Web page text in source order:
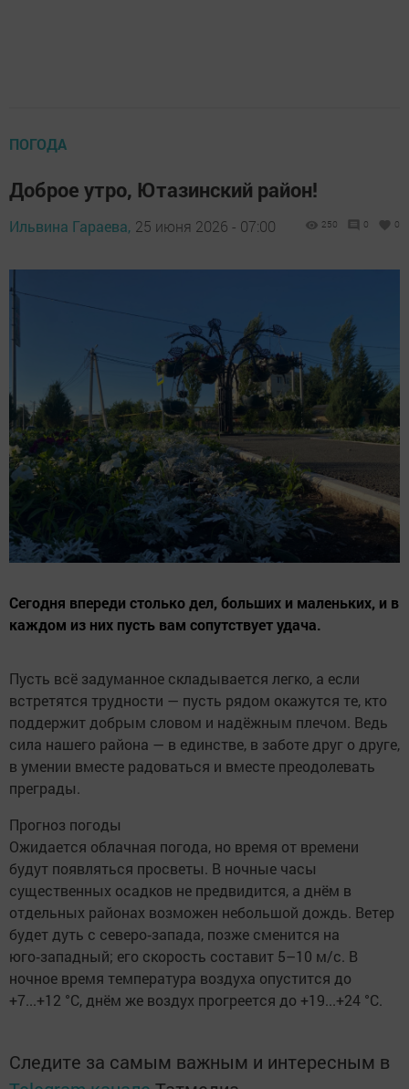
ПОГОДА
Доброе утро, Ютазинский район!
Ильвина Гараева, 25 июня 2026 - 07:00 250 0 0
Сегодня впереди столько дел, больших и маленьких, и в
каждом из них пусть вам сопутствует удача.
Пусть всё задуманное складывается легко, а если
встретятся трудности — пусть рядом окажутся те, кто
поддержит добрым словом и надёжным плечом. Ведь
сила нашего района — в единстве, в заботе друг о друге,
в умении вместе радоваться и вместе преодолевать
преграды.
Прогноз погоды
Ожидается облачная погода, но время от времени
будут появляться просветы. В ночные часы
существенных осадков не предвидится, а днём в
отдельных районах возможен небольшой дождь. Ветер
будет дуть с северо‑запада, позже сменится на
юго‑западный; его скорость составит 5–10 м/с. В
ночное время температура воздуха опустится до
+7...+12 °C, днём же воздух прогреется до +19...+24 °C.
Следите за самым важным и интересным в